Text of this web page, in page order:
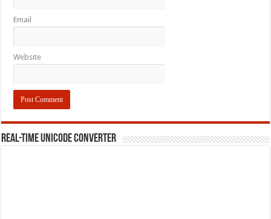
Email
Website
REAL-TIME UNICODE CONVERTER